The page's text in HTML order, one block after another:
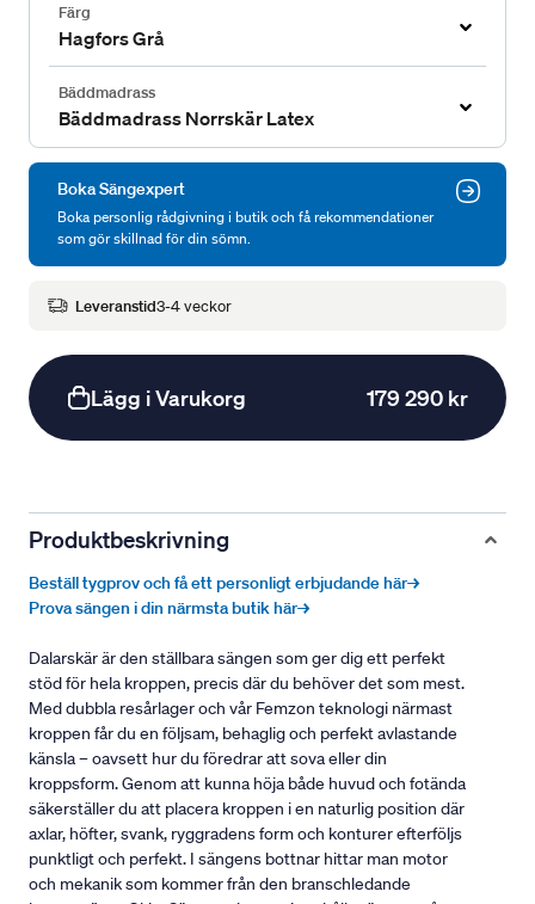
Färg
Hagfors Grå
Bäddmadrass
Bäddmadrass Norrskär Latex
Boka Sängexpert
Boka personlig rådgivning i butik och få rekommendationer
som gör skillnad för din sömn.
Leveranstid3-4 veckor
Lägg i Varukorg 179 290 kr
Produktbeskrivning
Beställ tygprov och få ett personligt erbjudande här→
Prova sängen i din närmsta butik här→
Dalarskär är den ställbara sängen som ger dig ett perfekt
stöd för hela kroppen, precis där du behöver det som mest.
Med dubbla resårlager och vår Femzon teknologi närmast
kroppen får du en följsam, behaglig och perfekt avlastande
känsla – oavsett hur du föredrar att sova eller din
kroppsform. Genom att kunna höja både huvud och fotända
säkerställer du att placera kroppen i en naturlig position där
axlar, höfter, svank, ryggradens form och konturer efterföljs
punktligt och perfekt. I sängens bottnar hittar man motor
och mekanik som kommer från den branschledande